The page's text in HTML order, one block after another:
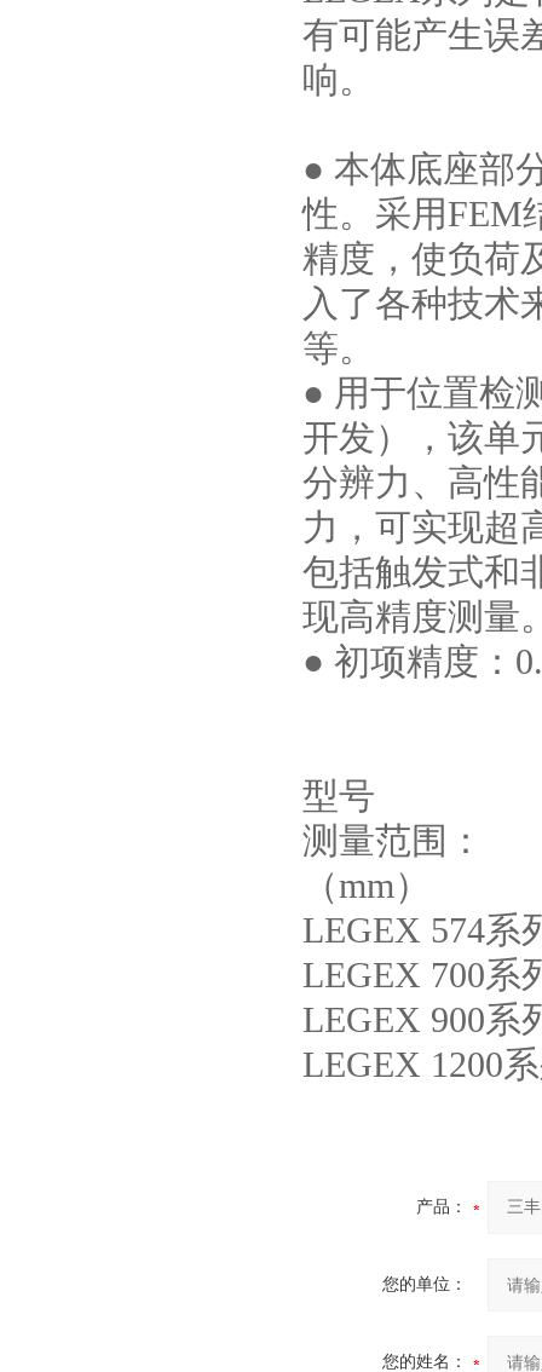
有可能产生误
响。
● 本体底座部
性。采用FEM
精度，使负荷
入了各种技术
等。
● 用于位置检
开发），该单
分辨力、高性
力，可实现超
包括触发式和
现高精度测量
● 初项精度：
型号
测量范围：
（mm）
LEGEX
LEGEX
LEGEX
LEGEX
产品：
您的单位：
您的姓名：